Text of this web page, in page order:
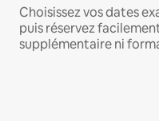
Choisissez vos dates
puis réservez
supplémentaire ni